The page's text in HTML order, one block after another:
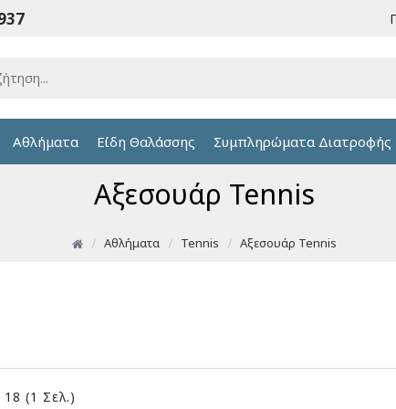
Αθλήματα Είδη Θαλάσσης Συμπληρώματα Διατροφής
Αθλήματα Tennis Αξεσουάρ Tennis
Αξεσουάρ Tennis
(1 Σελ.)